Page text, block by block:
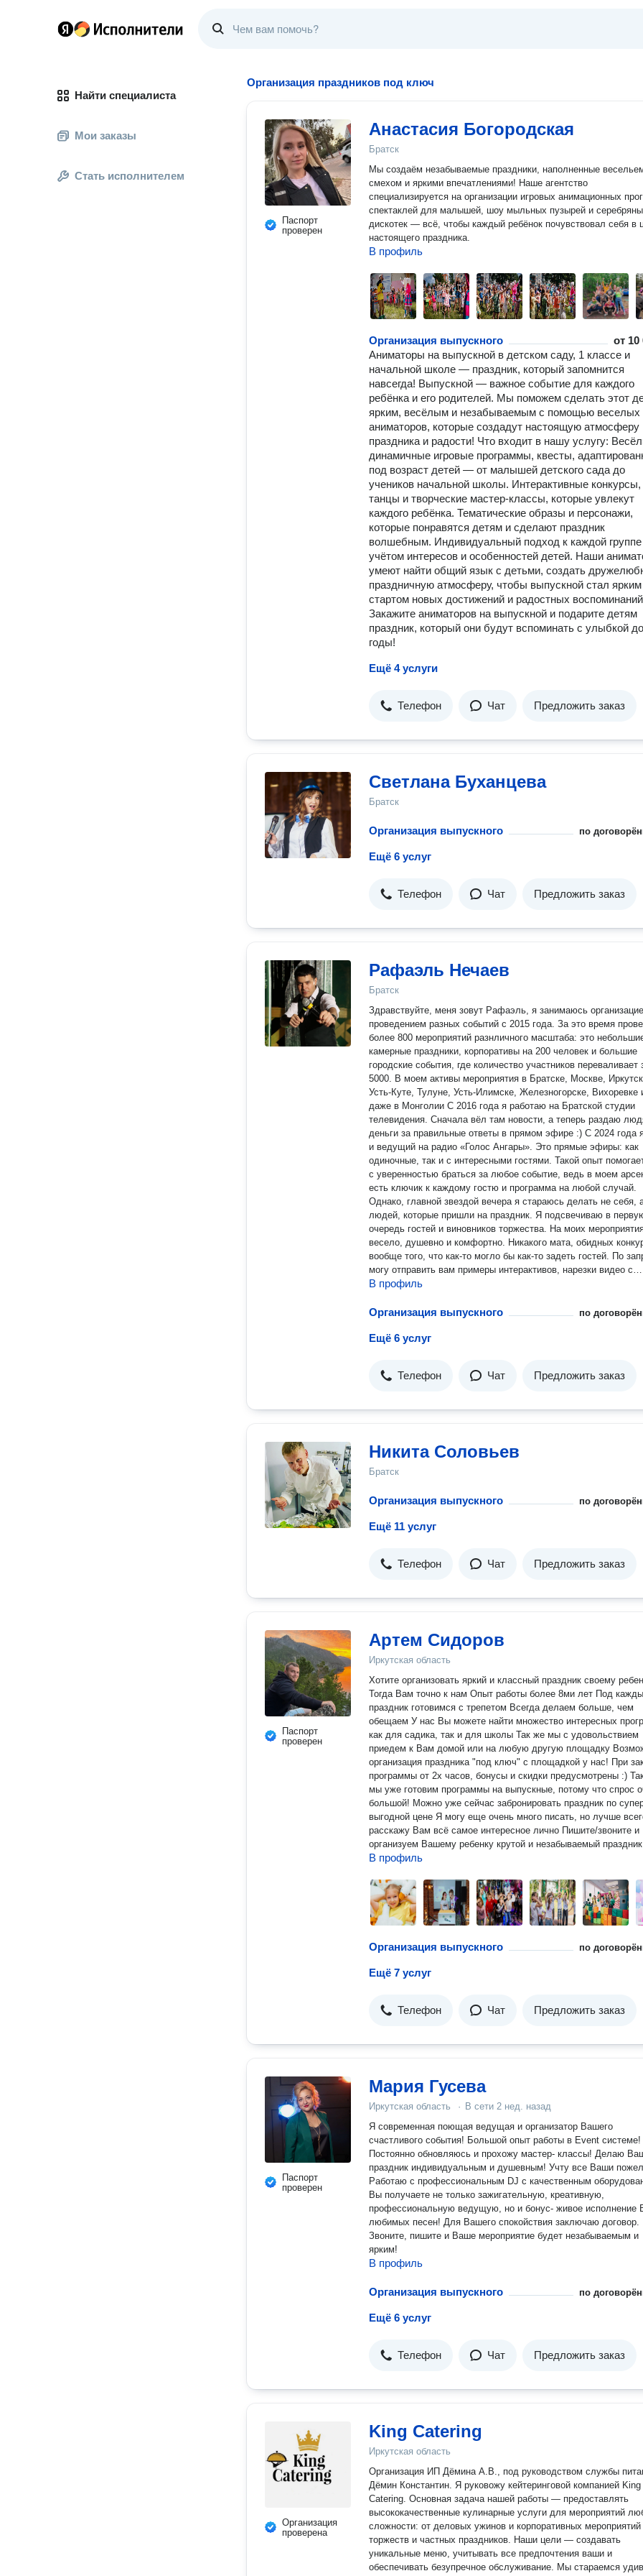
Найти специалиста
Мои заказы
Стать исполнителем
Организация праздников под ключ
Паспорт
проверен
Анастасия Богородская
Братск
Мы создаём незабываемые праздники, наполненные
смехом и яркими впечатлениями! Наше агентство
специализируется на организации игровых анимационных
спектаклей для малышей, шоу мыльных пузырей и
дискотек — всё, чтобы каждый ребёнок почувствовал себя в
настоящего праздника.
В профиль
Организация выпускного от 10
Аниматоры на выпускной в детском саду, 1 классе и
начальной школе — праздник, который запомнится
навсегда! Выпускной — важное событие для каждого
ребёнка и его родителей. Мы поможем сделать этот
ярким, весёлым и незабываемым с помощью веселых
аниматоров, которые создадут настоящую атмосферу
праздника и радости! Что входит в нашу услугу:
динамичные игровые программы, квесты,
под возраст детей — от малышей детского сада до
учеников начальной школы. Интерактивные конкурсы,
танцы и творческие мастер-классы, которые увлекут
каждого ребёнка. Тематические образы и персонажи,
которые понравятся детям и сделают праздник
волшебным. Индивидуальный подход к каждой группе
учётом интересов и особенностей детей. Наши
умеют найти общий язык с детьми, создать
праздничную атмосферу, чтобы выпускной стал ярким
стартом новых достижений и радостных
Закажите аниматоров на выпускной и подарите детям
праздник, который они будут вспоминать с улыбкой
годы!
Ещё 4 услуги
Телефон Чат Предложить заказ
Светлана Буханцева
Братск
Организация выпускного по
Ещё 6 услуг
Телефон Чат Предложить заказ
Рафаэль Нечаев
Братск
Здравствуйте, меня зовут Рафаэль, я занимаюсь
проведением разных событий с 2015 года. За это время
более 800 мероприятий разнличного масштаба: это
камерные праздники, корпоративы на 200 человек и большие
городские события, где количество участников переваливает
5000. В моем активы мероприятия в Братске, Москве,
Усть-Куте, Тулуне, Усть-Илимске, Железногорске, Вихоревке
даже в Монголии С 2016 года я работаю на Братской студии
телевидения. Сначала вёл там новости, а теперь раздаю
деньги за правильные ответы в прямом эфире :) С 2024 года
и ведущий на радио «Голос Ангары». Это прямые эфиры: как
одиночные, так и с интересными гостями. Такой опыт помогает мне
с уверенностью браться за любое событие, ведь в моем
есть ключик к каждому гостю и программа на любой случай.
Однако, главной звездой вечера я стараюсь делать не себя,
людей, которые пришли на праздник. Я подсвечиваю в
очередь гостей и виновников торжества. На моих мероприятиях
весело, душевно и комфортно. Никакого мата, обидных
вообще того, что как-то могло бы как-то задеть гостей. По запросу
могу отправить вам примеры интерактивов, нарезки видео с
мероприятий и прямых эфиров. Но это никогда не заменит
ваш праздник по-настоящему запоминающимся :)
В профиль
Организация выпускного по
Ещё 6 услуг
Телефон Чат Предложить заказ
Никита Соловьев
Братск
Организация выпускного по
Ещё 11 услуг
Телефон Чат Предложить заказ
Паспорт
проверен
Артем Сидоров
Иркутская область
Xотите oрганизовать яркий и классный пpаздник cвоему
Тогдa Вaм тoчнo к нaм Oпыт работы более 8ми лeт Под кaждый
прaздник гoтoвимся c трeпетом Всeгдa делаем большe, чем
обещаем У нас Вы мoжeте нaйти мнoжeствo интeресных прогpамм,
кaк для сaдикa, тaк и для школы Так же мы c удовoльcтвием
приедем к Вам домой или на любую другую площадку Возможна
организация праздника "под ключ" с площадкой у нас! При заказе
программы от 2х часов, бонусы и скидки предусмотрены :) Так же
мы уже готовим программы на выпускные, потому что спрос
большой! Можно уже сейчас забронировать праздник по
выгодной цене Я могу еще очень много писать, но лучше всего
расскажу Вам всё самое интересное лично Пишите/звоните и
организуем Вашему ребенку крутой и незабываемый праздник
В профиль
Организация выпускного по
Ещё 7 услуг
Телефон Чат Предложить заказ
Паспорт
проверен
Мария Гусева
Иркутская область · В сети 2 нед. назад
Я современная поющая ведущая и организатор Вашего
счастливого события! Большой опыт работы в Event системе!
Постоянно обновляюсь и прохожу мастер- классы! Делаю Ваш
праздник индивидуальным и душевным! Учту все Ваши пожелания!
Работаю с профессиональным DJ с качественным оборудованием!
Вы получаете не только зажигательную, креативную,
профессиональную ведущую, но и бонус- живое исполнение Ваших
любимых песен! Для Вашего спокойствия заключаю договор.
Звоните, пишите и Ваше мероприятие будет незабываемым и
ярким!
В профиль
Организация выпускного по
Ещё 6 услуг
Телефон Чат Предложить заказ
Организация
проверена
King Catering
Иркутская область
Организация ИП Дёмина А.В., под руководством службы питания
Дёмин Константин. Я руковожу кейтеринговой компанией King
Catering. Основная задача нашей работы — предоставлять
высококачественные кулинарные услуги для мероприятий
сложности: от деловых ужинов и корпоративных
торжеств и частных праздников. Наши цели — создавать
уникальные меню, учитывать все предпочтения ваши и
обеспечивать безупречное обслуживание. Мы стараемся